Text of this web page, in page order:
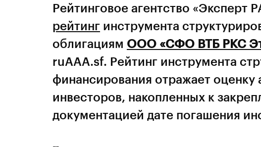
Рейтинговое агентство «Эксперт
рейтинг инструмента
облигациям ООО «СФО ВТБ РКС
ruAAA.sf. Рейтинг инструмента
финансирования отражает
инвесторов, накопленных к
документацией дате погашения